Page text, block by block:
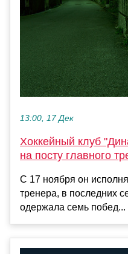
13:00, 17 Дек
Хоккейный клуб
на посту главного
С 17 ноября он
тренера, в последних
одержала семь побед...